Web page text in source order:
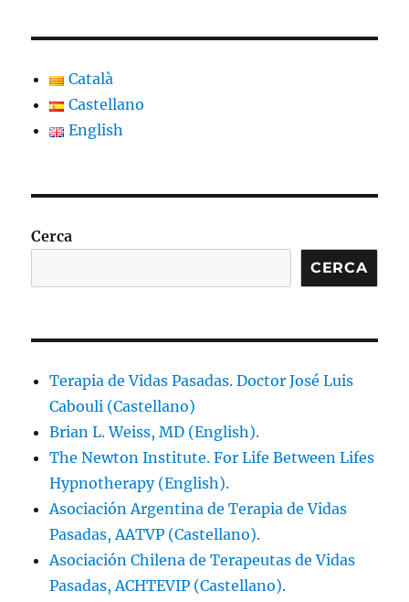
Català
Castellano
English
Cerca
CERCA
Terapia de Vidas Pasadas. Doctor José Luis
Cabouli (Castellano)
Brian L. Weiss, MD (English).
The Newton Institute. For Life Between Lifes
Hypnotherapy (English).
Asociación Argentina de Terapia de Vidas
Pasadas, AATVP (Castellano).
Asociación Chilena de Terapeutas de Vidas
Pasadas, ACHTEVIP (Castellano).